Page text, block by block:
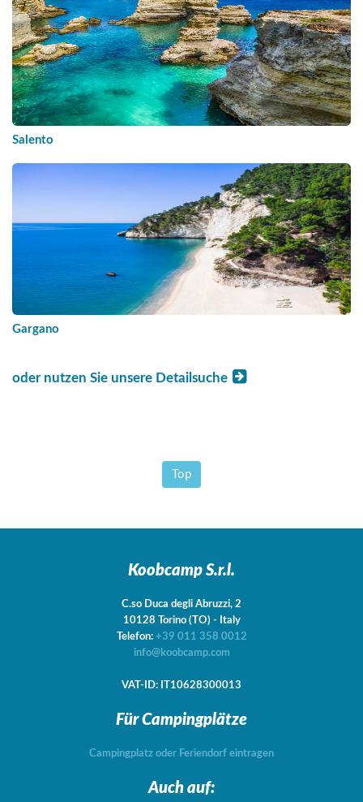
Salento
Gargano
oder nutzen Sie unsere Detailsuche
Top
Koobcamp S.r.l.
C.so Duca degli Abruzzi, 2
10128 Torino (TO) - Italy
Telefon: +39 011 358 0012
info@koobcamp.com
VAT-ID: IT10628300013
Für Campingplätze
Campingplatz oder Feriendorf eintragen
Auch auf: